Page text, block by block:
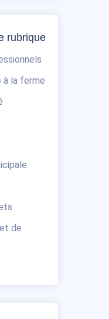
rubrique
à la ferme
de